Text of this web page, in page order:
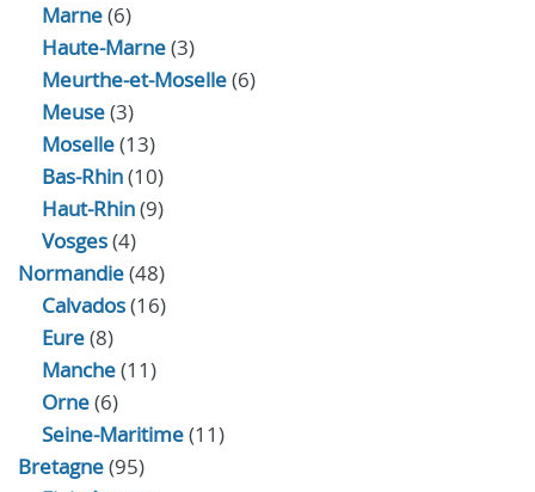
Marne(6)
Haute-Marne(3)
Meurthe-et-Moselle(6)
Meuse(3)
Moselle(13)
Bas-Rhin(10)
Haut-Rhin(9)
Vosges(4)
Normandie(48)
Calvados(16)
Eure(8)
Manche(11)
Orne(6)
Seine-Maritime(11)
Bretagne(95)